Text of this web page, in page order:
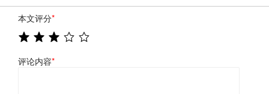
本文评分*
评论内容*